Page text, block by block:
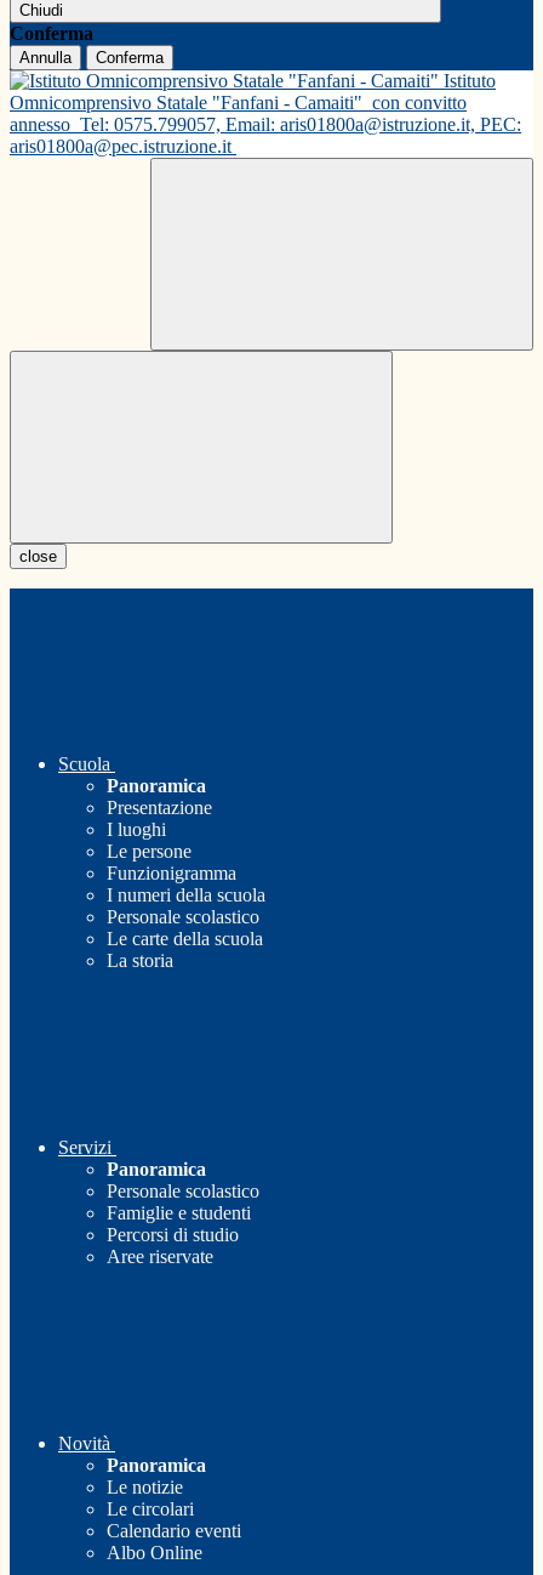
Chiudi
Conferma
Annulla Conferma
Istituto
Omnicomprensivo Statale "Fanfani - Camaiti" con convitto
annesso Tel: 0575.799057, Email: aris01800a@istruzione.it, PEC:
aris01800a@pec.istruzione.it
close
Scuola
Panoramica
Presentazione
I luoghi
Le persone
Funzionigramma
I numeri della scuola
Personale scolastico
Le carte della scuola
La storia
Servizi
Panoramica
Personale scolastico
Famiglie e studenti
Percorsi di studio
Aree riservate
Novità
Panoramica
Le notizie
Le circolari
Calendario eventi
Albo Online